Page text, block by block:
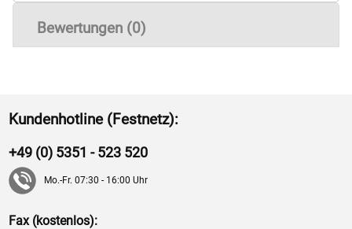
Bewertungen (0)
Kundenhotline (Festnetz):
+49 (0) 5351 - 523 520
Mo.-Fr. 07:30 - 16:00 Uhr
Fax (kostenlos):